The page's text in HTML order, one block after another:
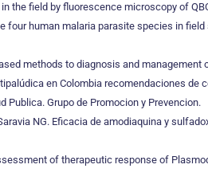
the field by fluorescence microscopy of
four human malaria parasite species in
methods to diagnosis and
en Colombia recomendaciones
Publica. Grupo de Promocion y Prevencion.
NG. Eficacia de amodiaquina y
of therapeutic response of